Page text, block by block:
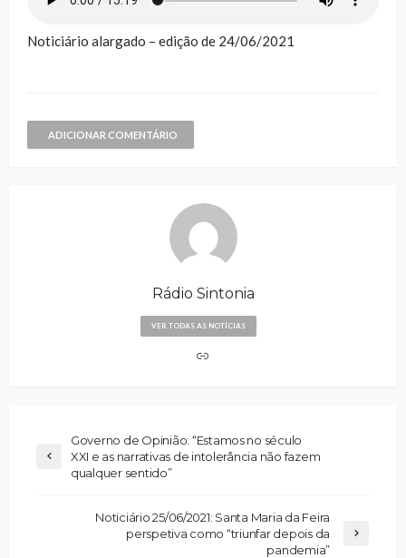
Noticiário alargado – edição de 24/06/2021
ADICIONAR COMENTÁRIO
Rádio Sintonia
VER TODAS AS NOTÍCIAS
Governo de Opinião: “Estamos no século
XXI e as narrativas de intolerância não fazem
qualquer sentido”
Noticiário 25/06/2021: Santa Maria da Feira
perspetiva como “triunfar depois da
pandemia”